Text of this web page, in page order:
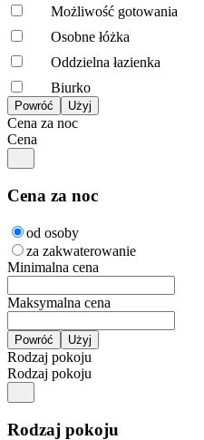
Możliwość gotowania
Osobne łóżka
Oddzielna łazienka
Biurko
Cena za noc
Cena
Cena za noc
od osoby
za zakwaterowanie
Minimalna cena
Maksymalna cena
Rodzaj pokoju
Rodzaj pokoju
Rodzaj pokoju